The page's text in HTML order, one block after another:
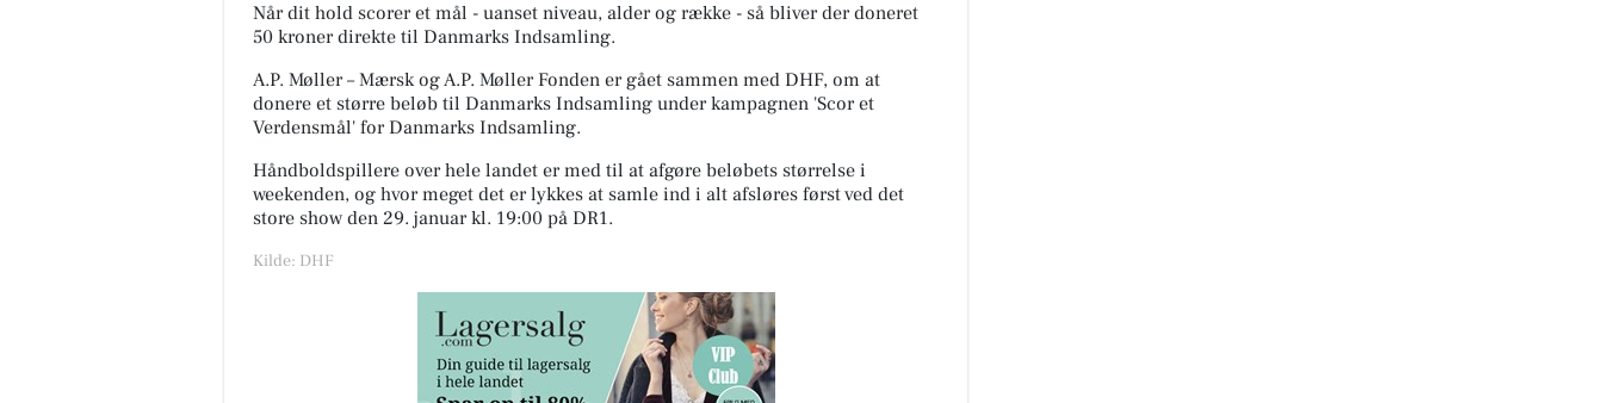
Når dit hold scorer et mål - uanset niveau, alder og række - så bliver der doneret
50 kroner direkte til Danmarks Indsamling.
A.P. Møller – Mærsk og A.P. Møller Fonden er gået sammen med DHF, om at
donere et større beløb til Danmarks Indsamling under kampagnen 'Scor et
Verdensmål' for Danmarks Indsamling.
Håndboldspillere over hele landet er med til at afgøre beløbets størrelse i
weekenden, og hvor meget det er lykkes at samle ind i alt afsløres først ved det
store show den 29. januar kl. 19:00 på DR1.
Kilde: DHF